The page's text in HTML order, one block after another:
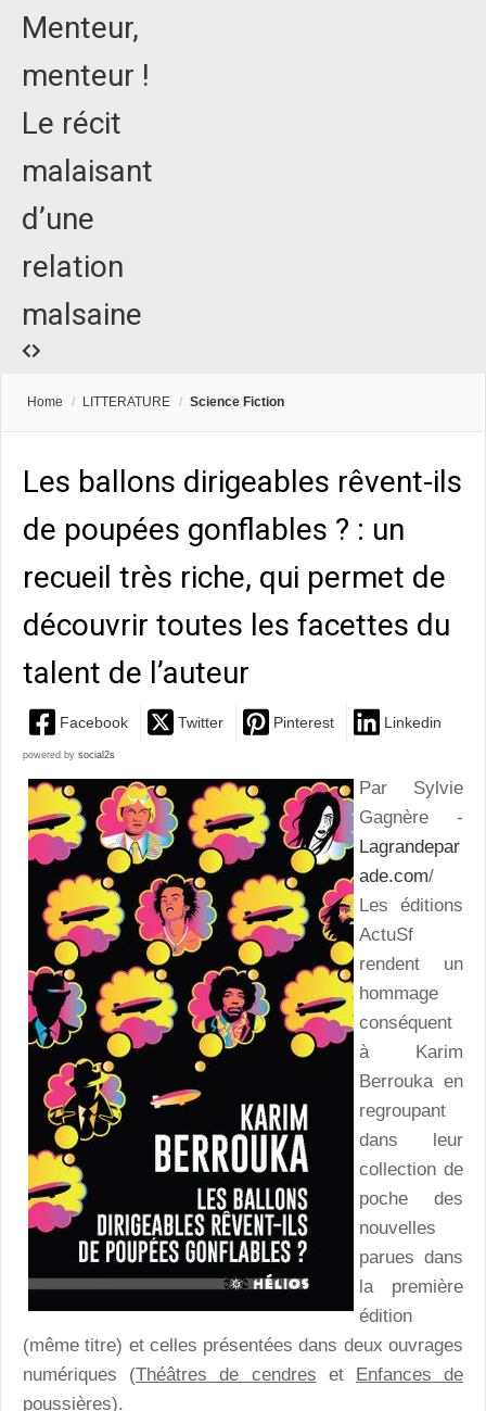
Menteur,
menteur !
Le récit
malaisant
d’une
relation
malsaine
Home / LITTERATURE / Science Fiction
Les ballons dirigeables rêvent-ils
de poupées gonflables ? : un
recueil très riche, qui permet de
découvrir toutes les facettes du
talent de l’auteur
Facebook Twitter Pinterest Linkedin
powered by social2s
Par Sylvie
Gagnère -
Lagrandepar
ade.com/
Les éditions
ActuSf
rendent un
hommage
conséquent
à Karim
Berrouka en
regroupant
dans leur
collection de
poche des
nouvelles
parues dans
la première
édition
(même titre) et celles présentées dans deux ouvrages
numériques (Théâtres de cendres et Enfances de
poussières).